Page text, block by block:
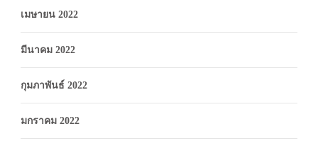
เมษายน 2022
มีนาคม 2022
กุมภาพันธ์ 2022
มกราคม 2022